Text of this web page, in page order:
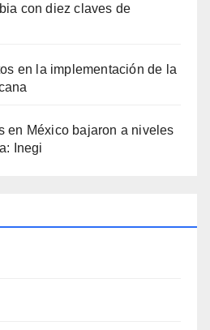
con diez claves de
en la implementación de la
en México bajaron a niveles
Inegi